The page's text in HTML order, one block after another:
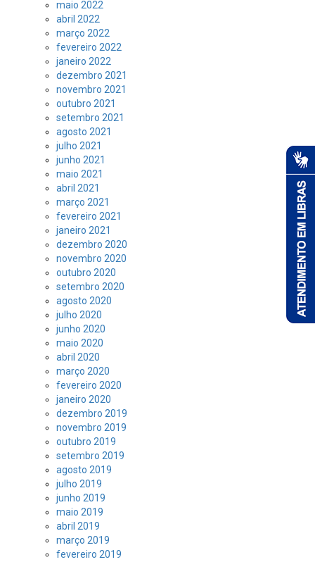
maio 2022
abril 2022
março 2022
fevereiro 2022
janeiro 2022
dezembro 2021
novembro 2021
outubro 2021
setembro 2021
agosto 2021
julho 2021
junho 2021
maio 2021
abril 2021
março 2021
fevereiro 2021
janeiro 2021
dezembro 2020
novembro 2020
outubro 2020
setembro 2020
agosto 2020
julho 2020
junho 2020
maio 2020
abril 2020
março 2020
fevereiro 2020
janeiro 2020
dezembro 2019
novembro 2019
outubro 2019
setembro 2019
agosto 2019
julho 2019
junho 2019
maio 2019
abril 2019
março 2019
fevereiro 2019